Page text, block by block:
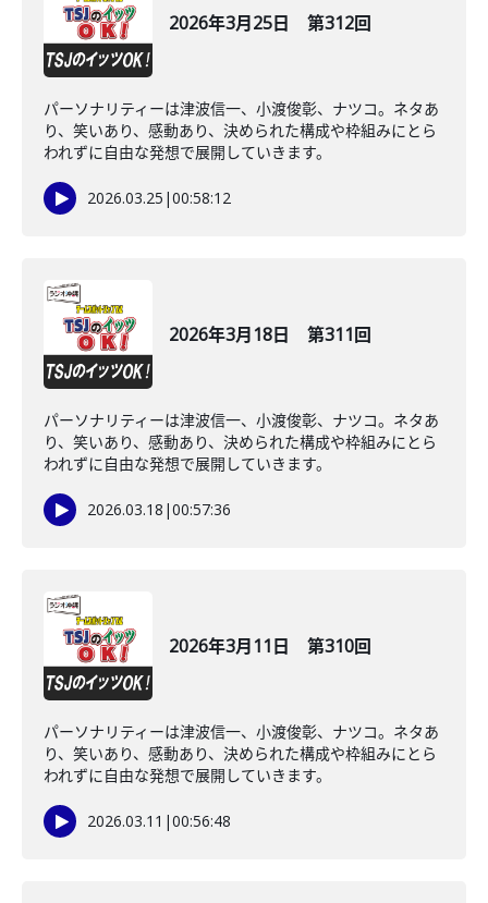
2026年3月25日 第312回
パーソナリティーは津波信一、小渡俊彰、ナツコ。ネタあ
り、笑いあり、感動あり、決められた構成や枠組みにとら
われずに自由な発想で展開していきます。
2026.03.25 |00:58:12
2026年3月18日 第311回
パーソナリティーは津波信一、小渡俊彰、ナツコ。ネタあ
り、笑いあり、感動あり、決められた構成や枠組みにとら
われずに自由な発想で展開していきます。
2026.03.18 |00:57:36
2026年3月11日 第310回
パーソナリティーは津波信一、小渡俊彰、ナツコ。ネタあ
り、笑いあり、感動あり、決められた構成や枠組みにとら
われずに自由な発想で展開していきます。
2026.03.11 |00:56:48